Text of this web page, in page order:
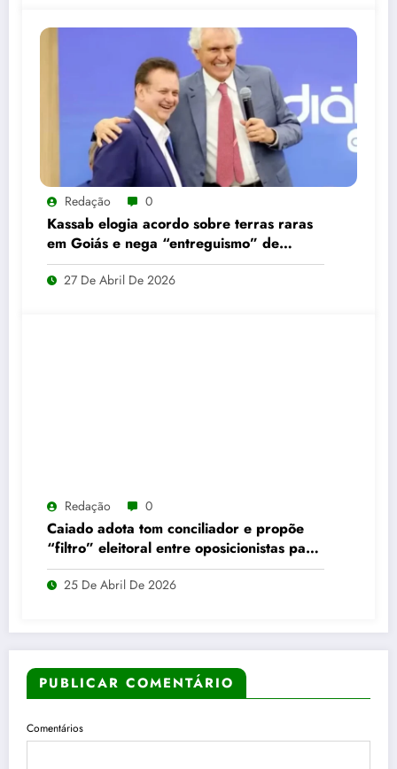
Redação 0
Kassab elogia acordo sobre terras raras
em Goiás e nega “entreguismo” de
Caiado
27 De Abril De 2026
Redação 0
Caiado adota tom conciliador e propõe
“filtro” eleitoral entre oposicionistas para
2026
25 De Abril De 2026
PUBLICAR COMENTÁRIO
Comentários